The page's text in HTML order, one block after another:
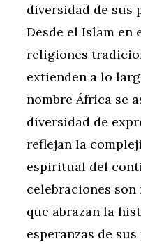
diversidad de sus
Desde el Islam en
religiones
extienden a lo
nombre África se
diversidad de
reflejan la
espiritual del
celebraciones
que abrazan la
esperanzas de